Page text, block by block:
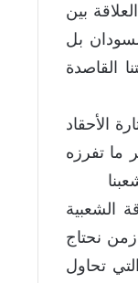
بين
بل
القاصدة
الأحقاد
ما تفرزه
الشعبية
نحتاج
تحاول